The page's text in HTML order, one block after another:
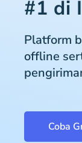
#1 di
Platform
offline
Coba